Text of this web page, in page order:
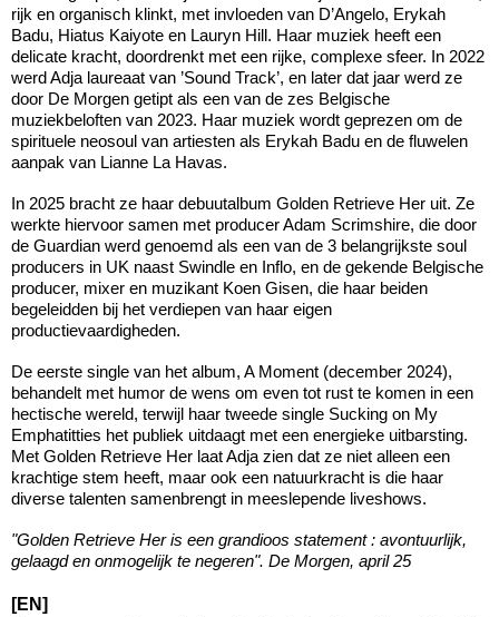
rijk en organisch klinkt, met invloeden van D’Angelo, Erykah
Badu, Hiatus Kaiyote en Lauryn Hill. Haar muziek heeft een
delicate kracht, doordrenkt met een rijke, complexe sfeer. In 2022
werd Adja laureaat van ’Sound Track’, en later dat jaar werd ze
door De Morgen getipt als een van de zes Belgische
muziekbeloften van 2023. Haar muziek wordt geprezen om de
spirituele neosoul van artiesten als Erykah Badu en de fluwelen
aanpak van Lianne La Havas.
In 2025 bracht ze haar debuutalbum Golden Retrieve Her uit. Ze
werkte hiervoor samen met producer Adam Scrimshire, die door
de Guardian werd genoemd als een van de 3 belangrijkste soul
producers in UK naast Swindle en Inflo, en de gekende Belgische
producer, mixer en muzikant Koen Gisen, die haar beiden
begeleidden bij het verdiepen van haar eigen
productievaardigheden.
De eerste single van het album, A Moment (december 2024),
behandelt met humor de wens om even tot rust te komen in een
hectische wereld, terwijl haar tweede single Sucking on My
Emphatitties het publiek uitdaagt met een energieke uitbarsting.
Met Golden Retrieve Her laat Adja zien dat ze niet alleen een
krachtige stem heeft, maar ook een natuurkracht is die haar
diverse talenten samenbrengt in meeslepende liveshows.
"Golden Retrieve Her is een grandioos statement : avontuurlijk,
gelaagd en onmogelijk te negeren". De Morgen, april 25
[EN]